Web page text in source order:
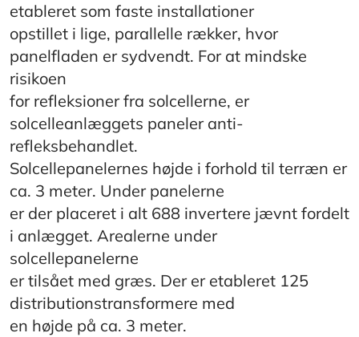
etableret som faste installationer
opstillet i lige, parallelle rækker, hvor
panelfladen er sydvendt. For at mindske
risikoen
for refleksioner fra solcellerne, er
solcelleanlæggets paneler anti-
refleksbehandlet.
Solcellepanelernes højde i forhold til terræn er
ca. 3 meter. Under panelerne
er der placeret i alt 688 invertere jævnt fordelt
i anlægget. Arealerne under
solcellepanelerne
er tilsået med græs. Der er etableret 125
distributionstransformere med
en højde på ca. 3 meter.